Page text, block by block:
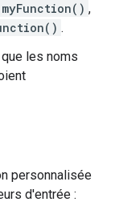
,
.
les noms
personnalisée
d'entrée :